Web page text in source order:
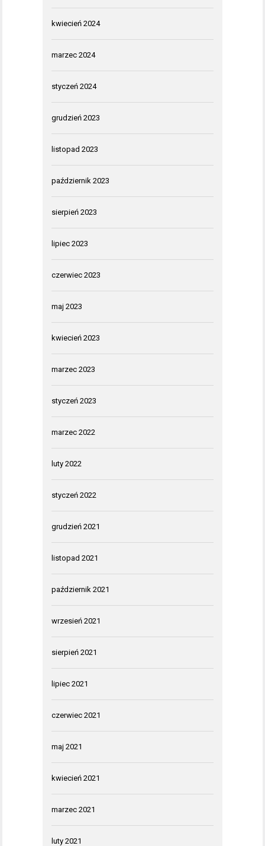
kwiecień 2024
marzec 2024
styczeń 2024
grudzień 2023
listopad 2023
październik 2023
sierpień 2023
lipiec 2023
czerwiec 2023
maj 2023
kwiecień 2023
marzec 2023
styczeń 2023
marzec 2022
luty 2022
styczeń 2022
grudzień 2021
listopad 2021
październik 2021
wrzesień 2021
sierpień 2021
lipiec 2021
czerwiec 2021
maj 2021
kwiecień 2021
marzec 2021
luty 2021